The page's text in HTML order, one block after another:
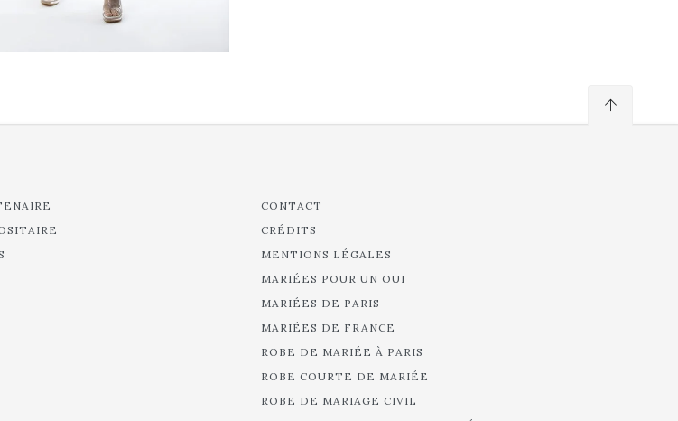
CONTACT
CRÉDITS
MENTIONS LÉGALES
MARIÉES POUR UN OUI
MARIÉES DE PARIS
MARIÉES DE FRANCE
ROBE DE MARIÉE À PARIS
ROBE COURTE DE MARIÉE
ROBE DE MARIAGE CIVIL